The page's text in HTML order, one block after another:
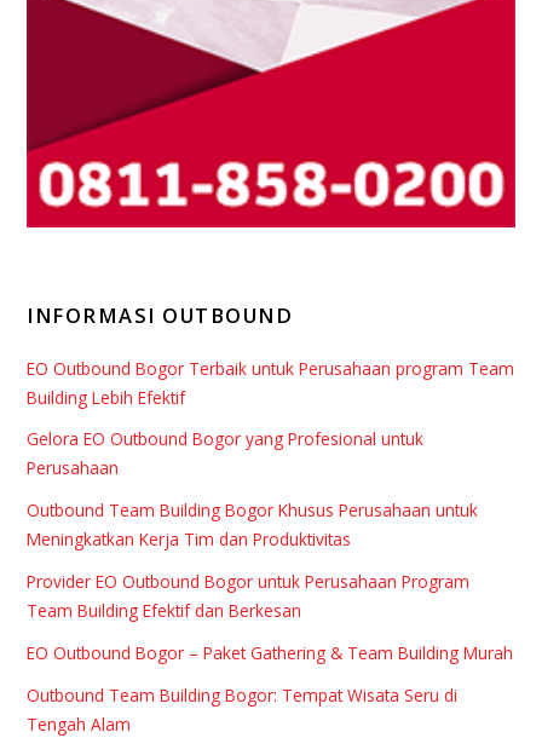
INFORMASI OUTBOUND
EO Outbound Bogor Terbaik untuk Perusahaan program Team
Building Lebih Efektif
Gelora EO Outbound Bogor yang Profesional untuk
Perusahaan
Outbound Team Building Bogor Khusus Perusahaan untuk
Meningkatkan Kerja Tim dan Produktivitas
Provider EO Outbound Bogor untuk Perusahaan Program
Team Building Efektif dan Berkesan
EO Outbound Bogor – Paket Gathering & Team Building Murah
Outbound Team Building Bogor: Tempat Wisata Seru di
Tengah Alam